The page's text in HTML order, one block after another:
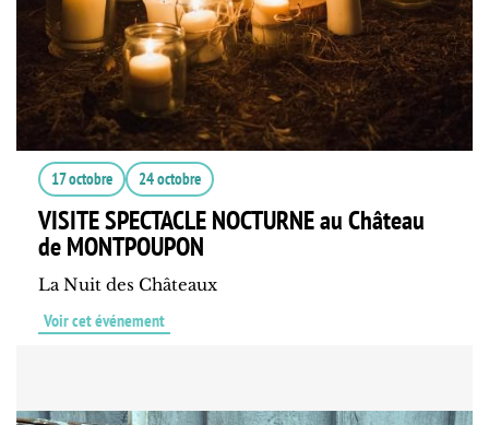
17 octobre 24 octobre
VISITE SPECTACLE NOCTURNE au Château
de MONTPOUPON
La Nuit des Châteaux
Voir cet événement